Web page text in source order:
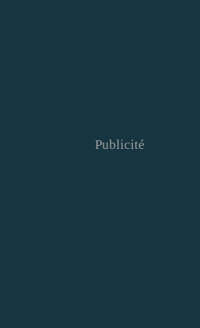
Publicité